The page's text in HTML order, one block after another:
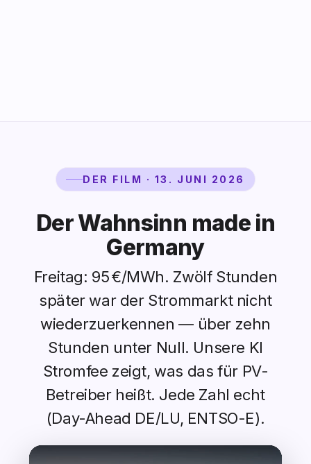
DER FILM · 13. JUNI 2026
Der Wahnsinn made in
Germany
Freitag: 95 €/MWh. Zwölf Stunden
später war der Strommarkt nicht
wiederzuerkennen — über zehn
Stunden unter Null. Unsere KI
Stromfee zeigt, was das für PV-
Betreiber heißt. Jede Zahl echt
(Day-Ahead DE/LU, ENTSO-E).